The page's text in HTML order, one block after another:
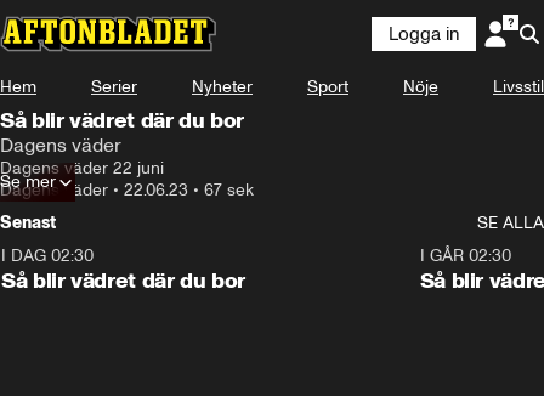
Logga in
Hem Serier Nyheter Sport Nöje Livsstil
Så blir vädret där du bor
Dagens väder
Dagens väder 22 juni
Dagens väder • 22.06.23 • 67 sek
Se mer
Senast
SE ALLA
I DAG 02:30
Så blir vädret där du bor
I GÅR 02:30
Så blir